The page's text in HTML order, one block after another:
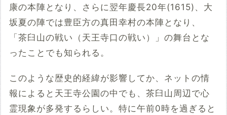
康の本陣となり、さらに翌年慶長20年(1615)、大
坂夏の陣では豊臣方の真田幸村の本陣となり、
「茶臼山の戦い（天王寺口の戦い）」の舞台とな
ったことでも知られる。
このような歴史的経緯が影響してか、ネットの情
報によると天王寺公園の中でも、茶臼山周辺で心
霊現象が多発するらしい。特に午前0時を過ぎると